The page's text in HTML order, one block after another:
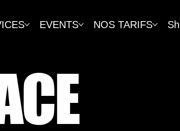
EVENTS NOS TARIFS